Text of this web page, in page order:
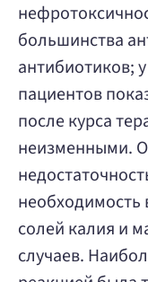
большинства
антибиотиков;
пациентов
после курса
неизменными.
солей калия и
случаев.